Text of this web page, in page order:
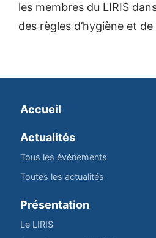
les membres du LIRIS
des règles d’hygiène et
Accueil
Actualités
Tous les événements
Toutes les actualités
Présentation
Le LIRIS